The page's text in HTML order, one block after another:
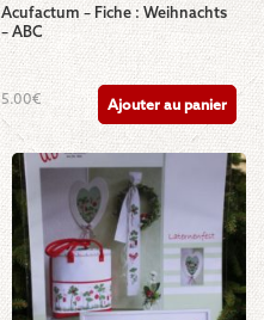
Acufactum – Fiche : Weihnachts
– ABC
5.00€ Ajouter au panier